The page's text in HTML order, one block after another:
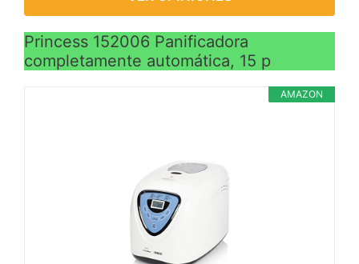
Princess 152006 Panificadora
completamente automática, 15 p
AMAZON